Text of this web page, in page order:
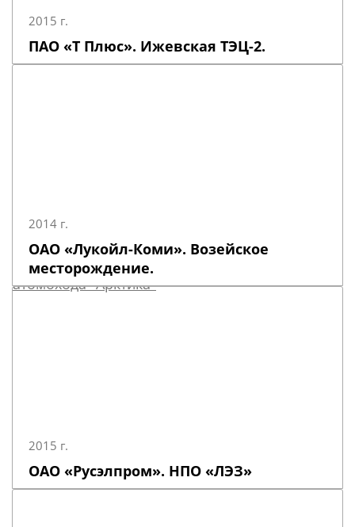
2015 г.
ПАО «Т Плюс». Ижевская ТЭЦ-2.
2014 г.
ОАО «Лукойл-Коми». Возейское
месторождение.
2015 г.
ОАО «Русэлпром». НПО «ЛЭЗ»